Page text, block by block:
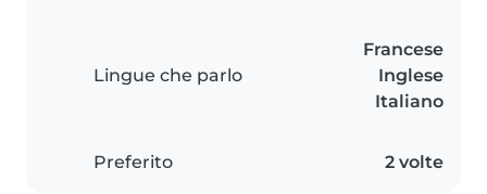
Lingue che parlo
Francese
Inglese
Italiano
Preferito 2 volte